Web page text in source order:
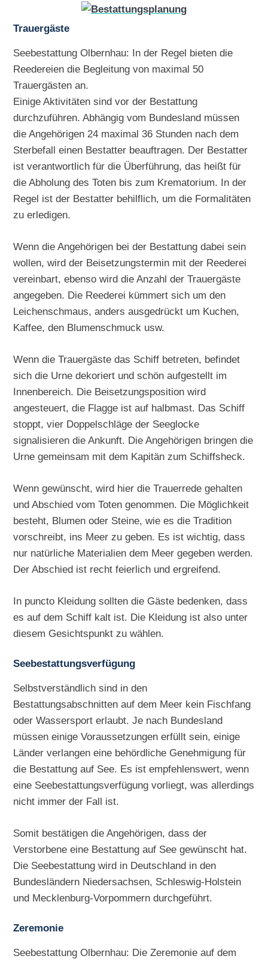
Trauergäste
Seebestattung Olbernhau: In der Regel bieten die
Reedereien die Begleitung von maximal 50
Trauergästen an.
Einige Aktivitäten sind vor der Bestattung
durchzuführen. Abhängig vom Bundesland müssen
die Angehörigen 24 maximal 36 Stunden nach dem
Sterbefall einen Bestatter beauftragen. Der Bestatter
ist verantwortlich für die Überführung, das heißt für
die Abholung des Toten bis zum Krematorium. In der
Regel ist der Bestatter behilflich, um die Formalitäten
zu erledigen.
Wenn die Angehörigen bei der Bestattung dabei sein
wollen, wird der Beisetzungstermin mit der Reederei
vereinbart, ebenso wird die Anzahl der Trauergäste
angegeben. Die Reederei kümmert sich um den
Leichenschmaus, anders ausgedrückt um Kuchen,
Kaffee, den Blumenschmuck usw.
Wenn die Trauergäste das Schiff betreten, befindet
sich die Urne dekoriert und schön aufgestellt im
Innenbereich. Die Beisetzungsposition wird
angesteuert, die Flagge ist auf halbmast. Das Schiff
stoppt, vier Doppelschläge der Seeglocke
signalisieren die Ankunft. Die Angehörigen bringen die
Urne gemeinsam mit dem Kapitän zum Schiffsheck.
Wenn gewünscht, wird hier die Trauerrede gehalten
und Abschied vom Toten genommen. Die Möglichkeit
besteht, Blumen oder Steine, wie es die Tradition
vorschreibt, ins Meer zu geben. Es ist wichtig, dass
nur natürliche Materialien dem Meer gegeben werden.
Der Abschied ist recht feierlich und ergreifend.
In puncto Kleidung sollten die Gäste bedenken, dass
es auf dem Schiff kalt ist. Die Kleidung ist also unter
diesem Gesichtspunkt zu wählen.
Seebestattungsverfügung
Selbstverständlich sind in den
Bestattungsabschnitten auf dem Meer kein Fischfang
oder Wassersport erlaubt. Je nach Bundesland
müssen einige Voraussetzungen erfüllt sein, einige
Länder verlangen eine behördliche Genehmigung für
die Bestattung auf See. Es ist empfehlenswert, wenn
eine Seebestattungsverfügung vorliegt, was allerdings
nicht immer der Fall ist.
Somit bestätigen die Angehörigen, dass der
Verstorbene eine Bestattung auf See gewünscht hat.
Die Seebestattung wird in Deutschland in den
Bundesländern Niedersachsen, Schleswig-Holstein
und Mecklenburg-Vorpommern durchgeführt.
Zeremonie
Seebestattung Olbernhau: Die Zeremonie auf dem